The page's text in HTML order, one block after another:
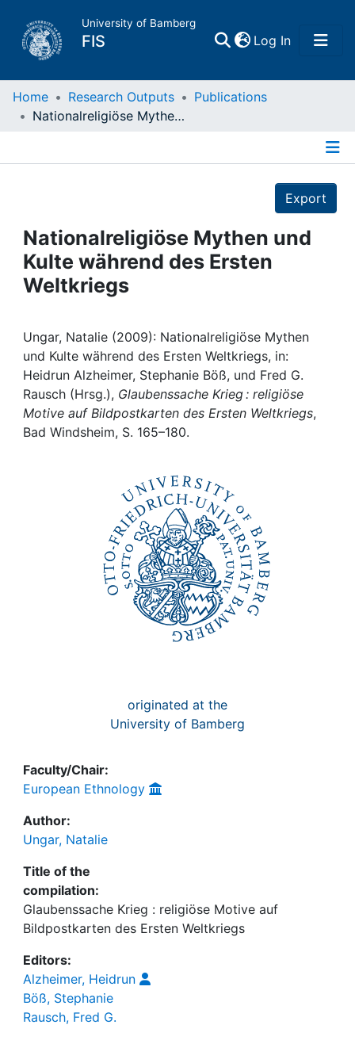
University of Bamberg
FIS Log In(current)
Home
Projects
People
Awards
My FIS
Help
Home Research Outputs
Publications
Nationalreligiöse Mythen und Kulte während des Ersten Weltkriegs
Export
Nationalreligiöse Mythen und
Kulte während des Ersten
Weltkriegs
Ungar, Natalie (2009): Nationalreligiöse Mythen
und Kulte während des Ersten Weltkriegs, in:
Heidrun Alzheimer, Stephanie Böß, und Fred G.
Rausch (Hrsg.), Glaubenssache Krieg : religiöse
Motive auf Bildpostkarten des Ersten Weltkriegs,
Bad Windsheim, S. 165–180.
originated at the
University of Bamberg
Faculty/Chair:
European Ethnology
Author:
Ungar, Natalie
Title of the
compilation:
Glaubenssache Krieg : religiöse Motive auf
Bildpostkarten des Ersten Weltkriegs
Editors:
Alzheimer, Heidrun
Böß, Stephanie
Rausch, Fred G.